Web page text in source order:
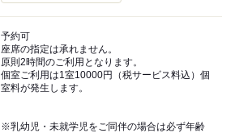
予約可
座席の指定は承れません。
原則2時間のご利用となります。
個室ご利用は1室10000円（税サービス料込）個
室料が発生します。
※乳幼児・未就学児をご同伴の場合は必ず年齢